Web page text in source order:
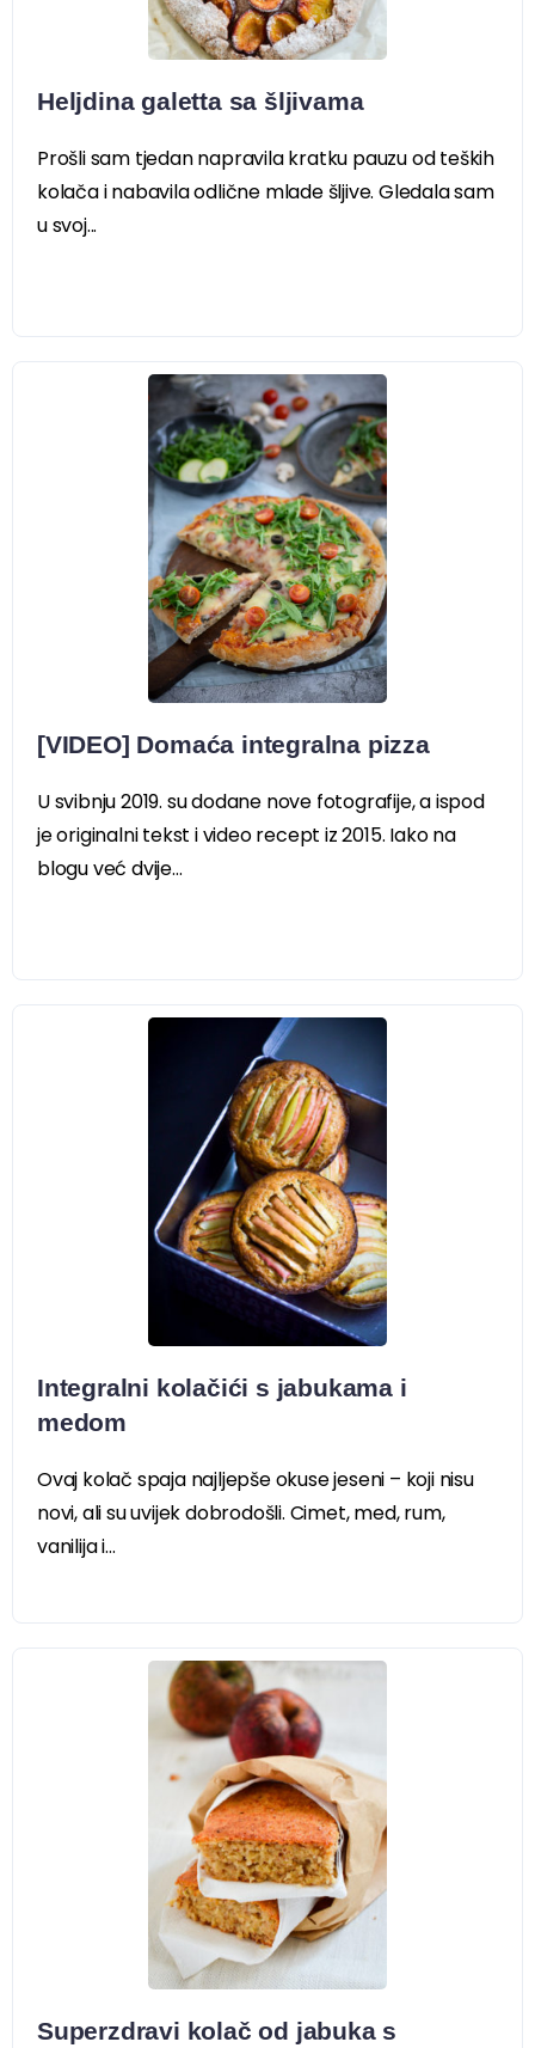
Heljdina galetta sa šljivama
Prošli sam tjedan napravila kratku pauzu od teških
kolača i nabavila odlične mlade šljive. Gledala sam
u svoj...
[VIDEO] Domaća integralna pizza
U svibnju 2019. su dodane nove fotografije, a ispod
je originalni tekst i video recept iz 2015. Iako na
blogu već dvije...
Integralni kolačići s jabukama i
medom
Ovaj kolač spaja najljepše okuse jeseni – koji nisu
novi, ali su uvijek dobrodošli. Cimet, med, rum,
vanilija i...
Superzdravi kolač od jabuka s